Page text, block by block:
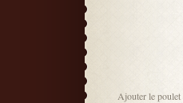
Ajouter le poulet